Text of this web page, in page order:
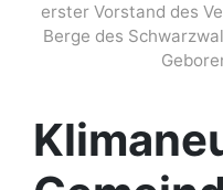
erster Vorstand des
Berge des